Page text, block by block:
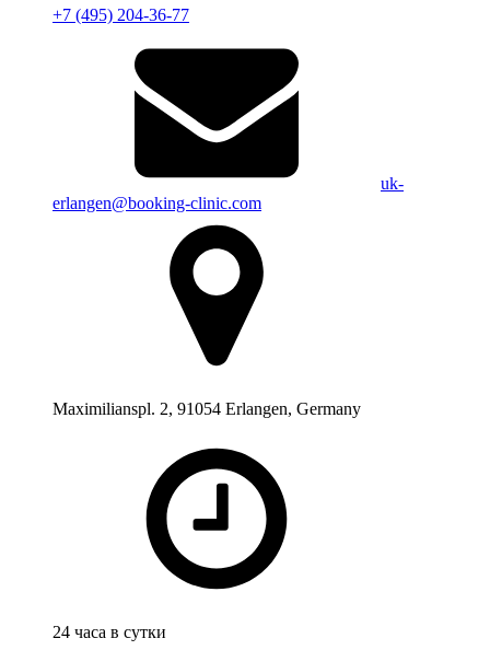
+7 (495) 204-36-77
uk-
erlangen@booking-clinic.com
Maximilianspl. 2, 91054 Erlangen, Germany
24 часа в сутки